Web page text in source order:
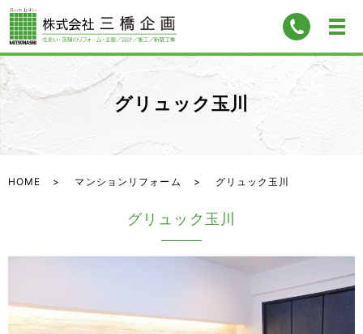
グリュック玉川
HOME マンションリフォーム グリュック玉川
グリュック玉川